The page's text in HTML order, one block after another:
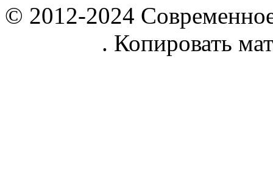
© 2012-2024
. Копировать